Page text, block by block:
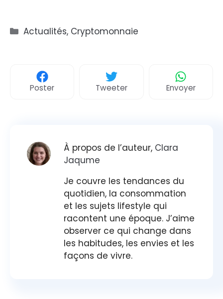
Catégories
Actualités, Cryptomonnaie
Poster Tweeter Envoyer
À propos de l’auteur, Clara
Jaqume
Je couvre les tendances du
quotidien, la consommation
et les sujets lifestyle qui
racontent une époque. J’aime
observer ce qui change dans
les habitudes, les envies et les
façons de vivre.